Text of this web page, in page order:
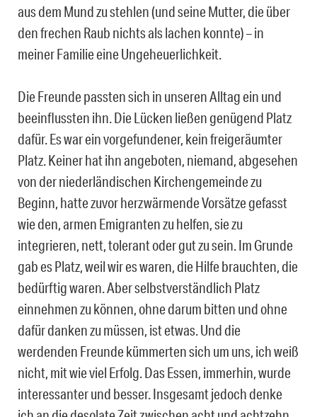
aus dem Mund zu stehlen (und seine Mutter, die über
den frechen Raub nichts als lachen konnte) – in
meiner Familie eine Ungeheuerlichkeit.
Die Freunde passten sich in unseren Alltag ein und
beeinflussten ihn. Die Lücken ließen genügend Platz
dafür. Es war ein vorgefundener, kein freigeräumter
Platz. Keiner hat ihn angeboten, niemand, abgesehen
von der niederländischen Kirchengemeinde zu
Beginn, hatte zuvor herzwärmende Vorsätze gefasst
wie den, armen Emigranten zu helfen, sie zu
integrieren, nett, tolerant oder gut zu sein. Im Grunde
gab es Platz, weil wir es waren, die Hilfe brauchten, die
bedürftig waren. Aber selbstverständlich Platz
einnehmen zu können, ohne darum bitten und ohne
dafür danken zu müssen, ist etwas. Und die
werdenden Freunde kümmerten sich um uns, ich weiß
nicht, mit wie viel Erfolg. Das Essen, immerhin, wurde
interessanter und besser. Insgesamt jedoch denke